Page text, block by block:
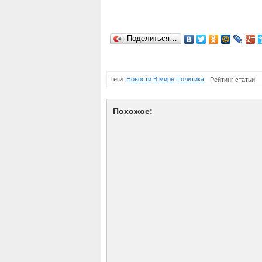
Поделиться…
Теги: Новости В мире Политика Рейтинг статьи:
Похожое: